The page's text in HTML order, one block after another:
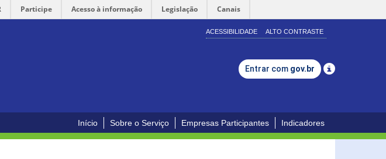
Participe Acesso à informação Legislação Canais
ACESSIBILIDADE ALTO CONTRASTE
Entrar com gov.br
Início Sobre o Serviço Empresas Participantes Indicadores